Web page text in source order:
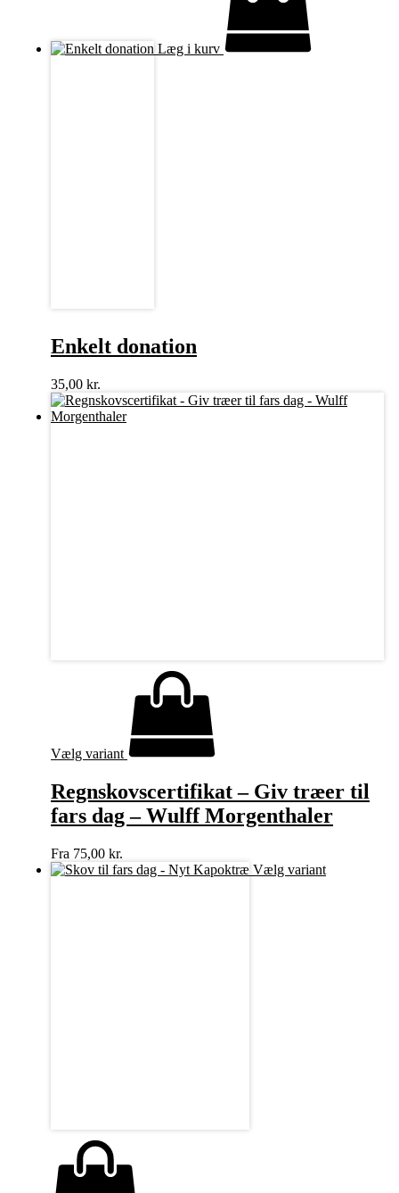
Læg i kurv
Enkelt donation
35,00 kr.
Vælg variant
Regnskovscertifikat – Giv træer til
fars dag – Wulff Morgenthaler
Fra 75,00 kr.
Vælg variant